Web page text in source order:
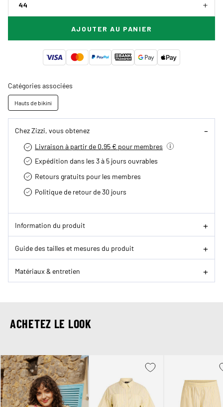
44
AJOUTER AU PANIER
Catégories associées
Hauts de bikini
Chez Zizzi, vous obtenez
Livraison à partir de 0.95 € pour membres
Expédition dans les 3 à 5 jours ouvrables
Retours gratuits pour les membres
Politique de retour de 30 jours
Information du produit
Guide des tailles et mesures du produit
Matériaux & entretien
ACHETEZ LE LOOK